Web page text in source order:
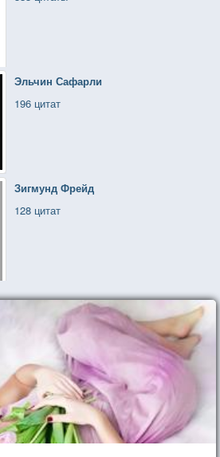
Эльчин Сафарли
196 цитат
Зигмунд Фрейд
128 цитат